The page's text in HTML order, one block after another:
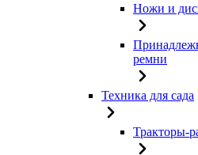
Ножи и
ремни
Техника для сада
Тракторы-